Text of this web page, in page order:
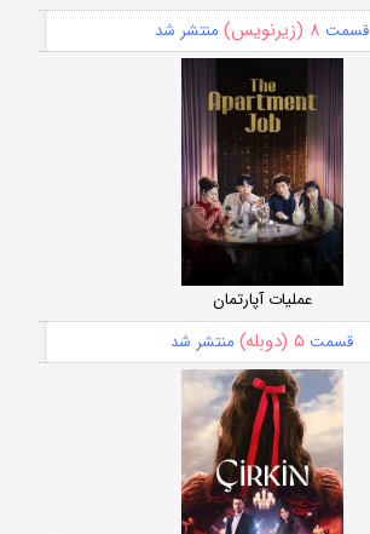
قسمت ۸ (زیرنویس) منتشر شد
عملیات آپارتمان
قسمت ۵ (دوبله) منتشر شد